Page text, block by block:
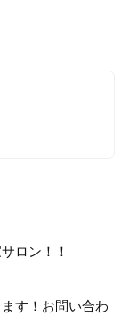
ロン！！
す！お問い合わ